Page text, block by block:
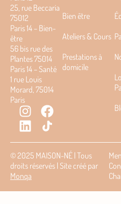
25, rue Beccaria
75012
Paris 14 – Bien-
être
56 bis rue des
Plantes 75014
Paris 14 – Santé
1 rue Louis
Morard, 75014
Paris
Bien être
Ateliers & Cours
Prestations à
domicile
© 2025 MAISON-NÉ | Tous
droits réservés | Site créé par
Monqa